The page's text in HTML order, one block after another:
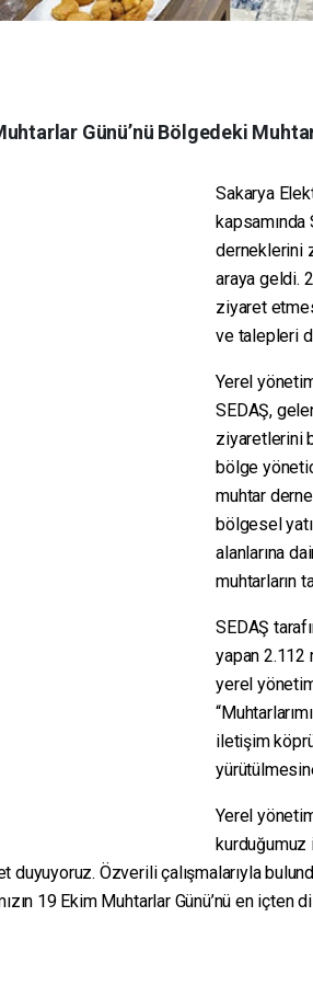
Günü’nü Bölgedeki
Sakarya
kapsamında
derneklerini
araya geldi.
ziyaret
ve talepleri
Yerel
SEDAŞ,
ziyaretlerini
bölge
muhtar
bölgesel
alanlarına
muhtarların
SEDAŞ
yapan 2.112
yerel
iletişim
Yerel
duyuyoruz. Özverili çalışmalarıyla
19 Ekim Muhtarlar Günü’nü en